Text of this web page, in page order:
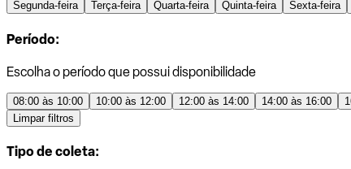
Segunda-feira Terça-feira Quarta-feira Quinta-feira Sexta-feira
Período:
Escolha o período que possui disponibilidade
08:00 às 10:00 10:00 às 12:00 12:00 às 14:00 14:00 às 16:00
Limpar filtros
Tipo de coleta: